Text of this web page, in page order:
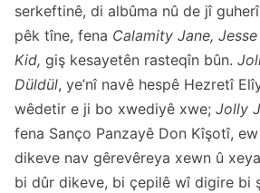
serkeftinê, di albûma nû de jî
pêk tîne, fena Calamity Jane,
Kid, giş kesayetên rasteqîn bûn.
Düldül, ye’nî navê hespê Hezretî
wêdetir e ji bo xwediyê xwe; Jolly
fena Sanço Panzayê Don Kîşotî,
dikeve nav gêrevêreya xewn û
bi dûr dikeve, bi çepilê wî digire bi